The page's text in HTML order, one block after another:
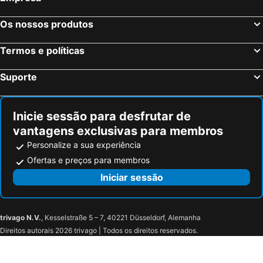
Os nossos produtos
Termos e políticas
Suporte
Inicie sessão para desfrutar de
vantagens exclusivas para membros
Personalize a sua experiência
Ofertas e preços para membros
Iniciar sessão
trivago N.V., Kesselstraße 5 – 7, 40221 Düsseldorf, Alemanha
Direitos autorais 2026 trivago | Todos os direitos reservados.